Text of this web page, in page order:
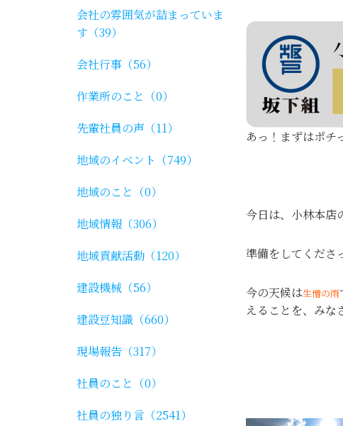
あっ！まずはポチ
今日は、小林本店
準備をしてくださ
今の天候は生憎の雨
えることを、み
会社の雰囲気が詰まっていま
す（39）
会社行事（56）
作業所のこと（0）
先輩社員の声（11）
地域のイベント（749）
地域のこと（0）
地域情報（306）
地域貢献活動（120）
建設機械（56）
建設豆知識（660）
現場報告（317）
社員のこと（0）
社員の独り言（2541）